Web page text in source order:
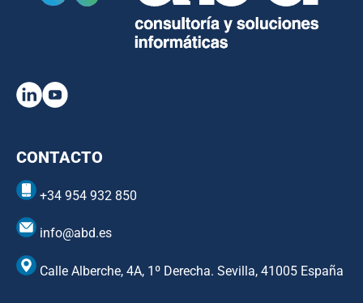
CONTACTO
+34 954 932 850
info@abd.es
Calle Alberche, 4A, 1º Derecha. Sevilla, 41005 España